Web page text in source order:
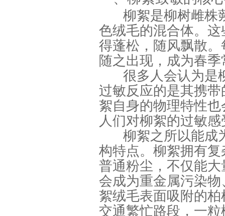
柳絮是柳树雌株
色绒毛的混合体。
得蓬松，随风飘散
随之出现，成为春
很多人会认为是
过敏反应的是其携
絮自身的物理特性
人们对柳絮的过敏感
柳絮之所以能成
构特点。柳絮拥有
普通粉尘，不仅能
会成为重金属污染
絮绒毛表面吸附的
交通繁忙路段，一